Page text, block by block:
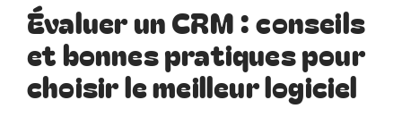
Évaluer un CRM : conseils
et bonnes pratiques pour
choisir le meilleur logiciel